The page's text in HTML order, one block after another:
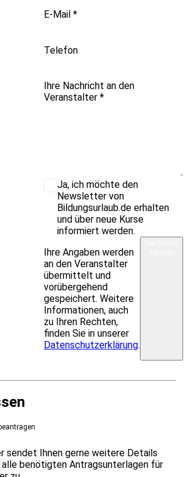
E-Mail *
Telefon
Ihre Nachricht an den
Veranstalter *
Ja, ich möchte den
Newsletter von
Bildungsurlaub.de erhalten
und über neue Kurse
informiert werden.
Ihre Angaben werden
an den Veranstalter
übermittelt und
vorübergehend
gespeichert. Weitere
Informationen, auch
zu Ihren Rechten,
finden Sie in unserer
Datenschutzerklärung.
sendet Ihnen gerne weitere Details
alle benötigten Antragsunterlagen für